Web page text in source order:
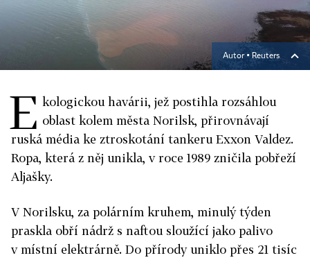
Autor ▪ Reuters
E kologickou havárii, jež postihla rozsáhlou
oblast kolem města Norilsk, přirovnávají
ruská média ke ztroskotání tankeru Exxon Valdez.
Ropa, která z něj unikla, v roce 1989 zničila pobřeží
Aljašky.
V Norilsku, za polárním kruhem, minulý týden
praskla obří nádrž s naftou sloužící jako palivo
v místní elektrárně. Do přírody uniklo přes 21 tisíc